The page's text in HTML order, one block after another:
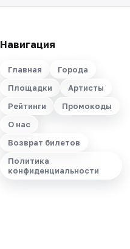
Навигация
Главная
Города
Площадки
Артисты
Рейтинги
Промокоды
О нас
Возврат билетов
Политика
конфиденциальности